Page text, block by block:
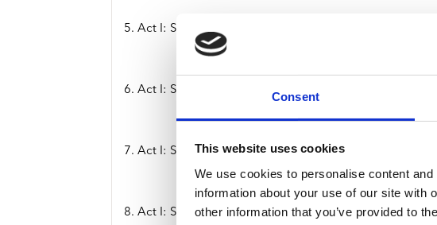
Consent
This website uses cookies
We use cookies to personalise content
information about your use of our site with
other information that you’ve provided to
5. Act I: Scene Three: Ii. Fatal Tragedy
6. Act I: Scene Four: Beyond This Life
7. Act I: Scene Five: Through Her Eyes
8. Act I: Scene Six: Home